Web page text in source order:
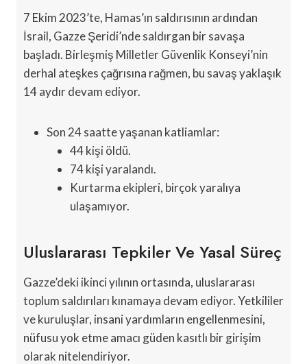
7 Ekim 2023’te, Hamas’ın saldırısının ardından
İsrail, Gazze Şeridi’nde saldırgan bir savaşa
başladı. Birleşmiş Milletler Güvenlik Konseyi’nin
derhal ateşkes çağrısına rağmen, bu savaş yaklaşık
14 aydır devam ediyor.
Son 24 saatte yaşanan katliamlar:
44 kişi öldü.
74 kişi yaralandı.
Kurtarma ekipleri, birçok yaralıya
ulaşamıyor.
Uluslararası Tepkiler Ve Yasal Süreç
Gazze’deki ikinci yılının ortasında, uluslararası
toplum saldırıları kınamaya devam ediyor. Yetkililer
ve kuruluşlar, insani yardımların engellenmesini,
nüfusu yok etme amacı güden kasıtlı bir girişim
olarak nitelendiriyor.